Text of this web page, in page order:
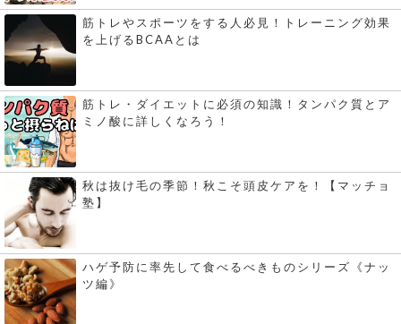
筋トレやスポーツをする人必見！トレーニング効果
を上げるBCAAとは
筋トレ・ダイエットに必須の知識！タンパク質とア
ミノ酸に詳しくなろう！
秋は抜け毛の季節！秋こそ頭皮ケアを！【マッチョ
塾】
ハゲ予防に率先して食べるべきものシリーズ《ナッ
ツ編》